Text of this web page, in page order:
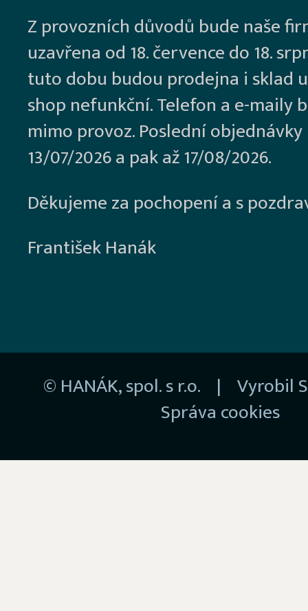
Z provozních důvodů bude naše
uzavřena od 18. července do 18.
tuto dobu budou prodejna i sklad
shop nefunkční. Telefon a e-maily
mimo provoz. Poslední
13/07/2026 a pak až 17/08/2026.
Děkujeme za pochopení a s
František Hanák
© HANÁK, spol. s r.o. | Vyrobil
Správa cookies